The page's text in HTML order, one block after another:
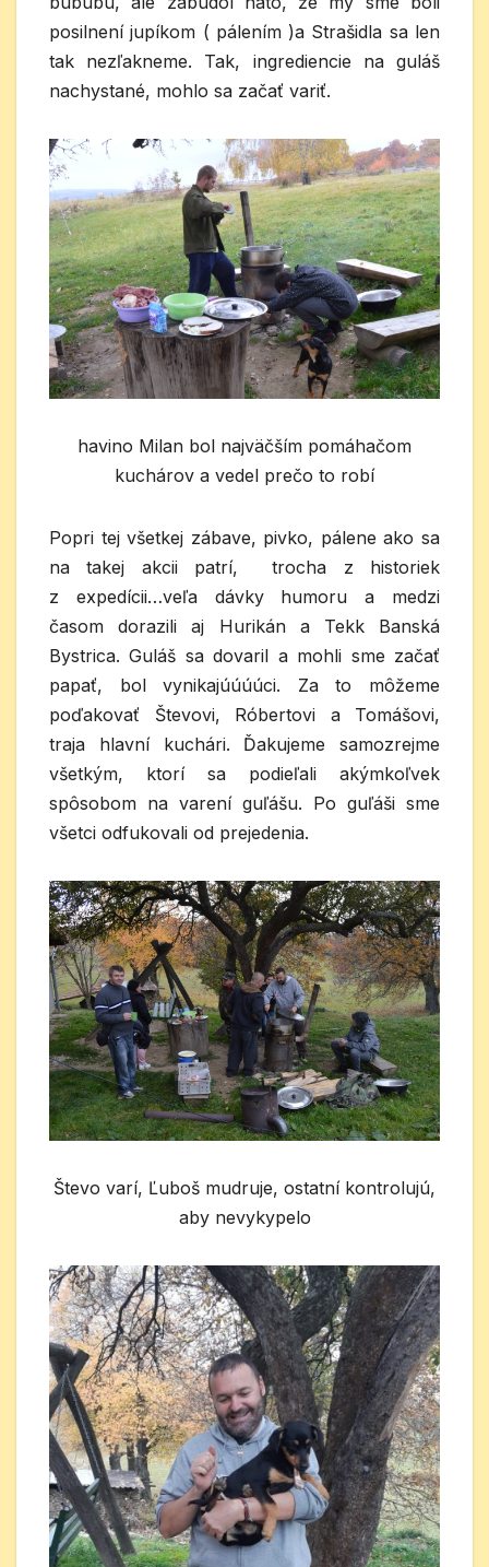
posilnení jupíkom ( pálením )a Strašidla sa len
tak nezľakneme. Tak, ingrediencie na guláš
nachystané, mohlo sa začať variť.
havino Milan bol najväčším pomáhačom
kuchárov a vedel prečo to robí
Popri tej všetkej zábave, pivko, pálene ako sa
na takej akcii patrí, trocha z historiek
z expedícii…veľa dávky humoru a medzi
časom dorazili aj Hurikán a Tekk Banská
Bystrica. Guláš sa dovaril a mohli sme začať
papať, bol vynikajúúúúci. Za to môžeme
poďakovať Števovi, Róbertovi a Tomášovi,
traja hlavní kuchári. Ďakujeme samozrejme
všetkým, ktorí sa podieľali akýmkoľvek
spôsobom na varení guľášu. Po guľáši sme
všetci odfukovali od prejedenia.
Števo varí, Ľuboš mudruje, ostatní kontrolujú,
aby nevykypelo